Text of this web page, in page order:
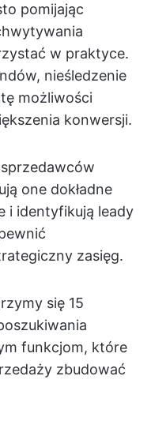
pomijając
w praktyce.
nieśledzenie
możliwości
konwersji.
one dokładne
i identyfikują leady
zasięg.
się 15
funkcjom, które
zbudować